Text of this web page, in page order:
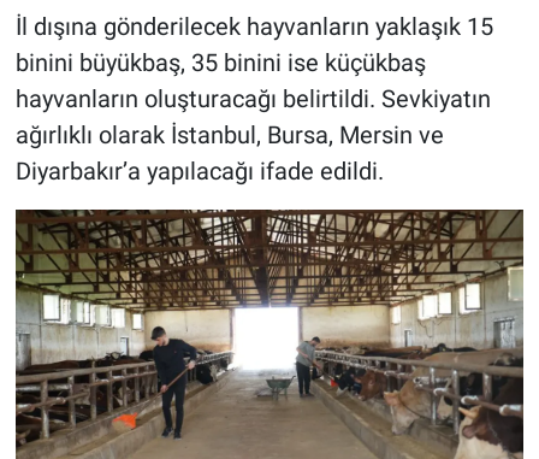
İl dışına gönderilecek hayvanların yaklaşık 15
binini büyükbaş, 35 binini ise küçükbaş
hayvanların oluşturacağı belirtildi. Sevkiyatın
ağırlıklı olarak İstanbul, Bursa, Mersin ve
Diyarbakır’a yapılacağı ifade edildi.